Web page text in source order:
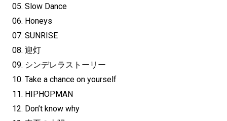
05. Slow Dance
06. Honeys
07. SUNRISE
08. 迎灯
09. シンデレラストーリー
10. Take a chance on yourself
11. HIPHOPMAN
12. Don’t know why